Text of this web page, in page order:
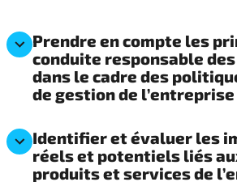
Prendre en compte les
conduite responsable
dans le cadre des
de gestion de l’entreprise
Identifier et évaluer les
réels et potentiels liés
produits et services de